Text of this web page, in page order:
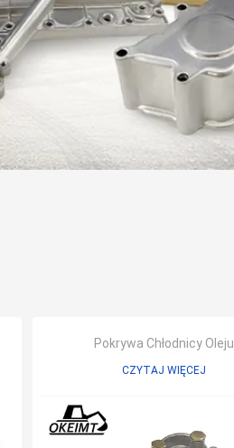
Pokrywa Chłodnicy Oleju
CZYTAJ WIĘCEJ